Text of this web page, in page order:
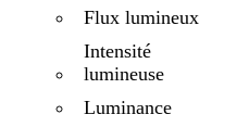
Flux lumineux
Intensité
lumineuse
Luminance